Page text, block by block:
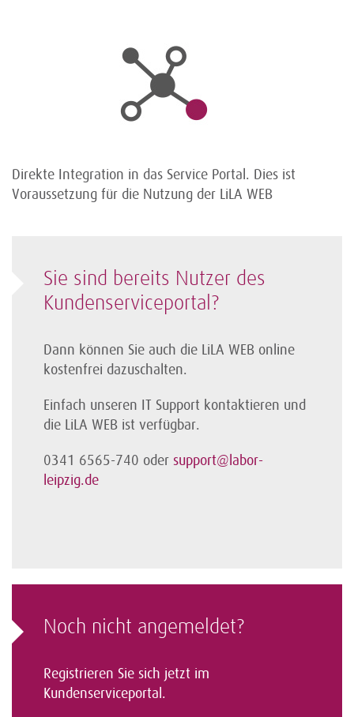
Direkte Integration in das Service Portal. Dies ist
Voraussetzung für die Nutzung der LiLA WEB
Sie sind bereits Nutzer des
Kundenserviceportal?
Dann können Sie auch die LiLA WEB online
kostenfrei dazuschalten.
Einfach unseren IT Support kontaktieren und
die LiLA WEB ist verfügbar.
0341 6565-740 oder support@labor-
leipzig.de
Noch nicht angemeldet?
Registrieren Sie sich jetzt im
Kundenserviceportal.